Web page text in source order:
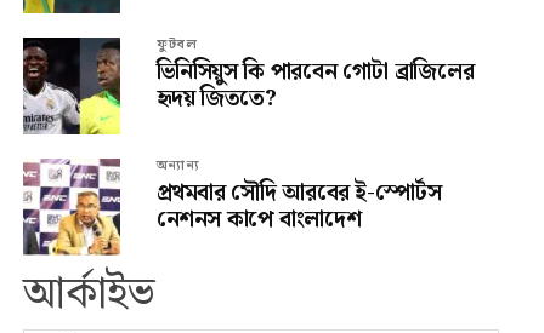
ফুটবল
ভিনিসিয়ুস কি পারবেন গোটা ব্রাজিলের
হৃদয় জিততে?
অন্যান্য
প্রথমবার সৌদি আরবের ই-স্পোর্টস
নেশনস কাপে বাংলাদেশ
আর্কাইভ